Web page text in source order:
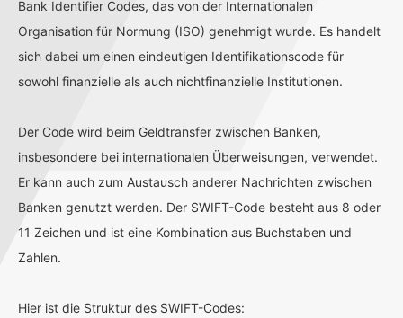
Bank Identifier Codes, das von der Internationalen
Organisation für Normung (ISO) genehmigt wurde. Es handelt
sich dabei um einen eindeutigen Identifikationscode für
sowohl finanzielle als auch nichtfinanzielle Institutionen.
Der Code wird beim Geldtransfer zwischen Banken,
insbesondere bei internationalen Überweisungen, verwendet.
Er kann auch zum Austausch anderer Nachrichten zwischen
Banken genutzt werden. Der SWIFT-Code besteht aus 8 oder
11 Zeichen und ist eine Kombination aus Buchstaben und
Zahlen.
Hier ist die Struktur des SWIFT-Codes: